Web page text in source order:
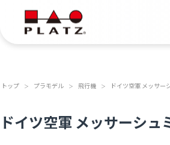
トップ ＞ プラモデル ＞ 飛行機 ＞ ドイツ空軍 メッサー
ドイツ空軍 メッサーシ